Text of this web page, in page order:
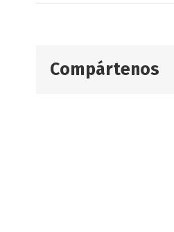
Compártenos